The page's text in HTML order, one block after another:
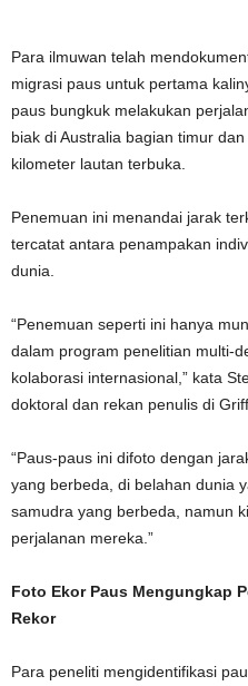
Para ilmuwan telah
migrasi paus untuk pertama
paus bungkuk melakukan
biak di Australia bagian timur
kilometer lautan terbuka.
Penemuan ini menandai jarak
tercatat antara penampakan
dunia.
“Penemuan seperti ini hanya
dalam program penelitian multi-
kolaborasi internasional,” kata
doktoral dan rekan penulis di
“Paus-paus ini difoto dengan
yang berbeda, di belahan dunia
samudra yang berbeda, namun
perjalanan mereka.”
Foto Ekor Paus Mengungkap
Rekor
Para peneliti mengidentifikasi